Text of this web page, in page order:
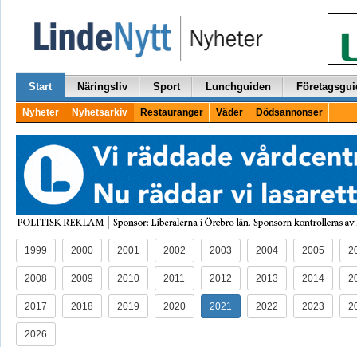
Start Näringsliv Sport Lunchguiden
Nyheter Nyhetsarkiv Restauranger Väder Dödsannonser
1999 2000 2001 2002 2003 2004 2005
2008 2009 2010 2011 2012 2013 2014
2017 2018 2019 2020 2021 2022 2023
2026